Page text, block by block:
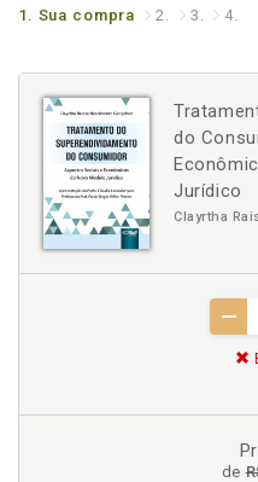
1. Sua compra 2. 3. 4.
do
Jurídico
Clayrtha
de